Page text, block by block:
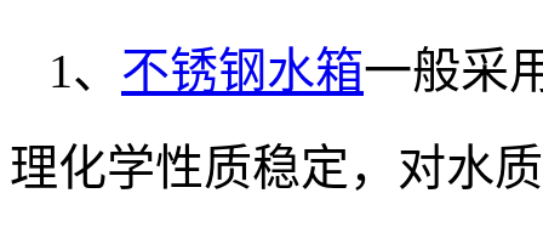
1、 不锈钢水箱一般采
理化学性质稳定，对水